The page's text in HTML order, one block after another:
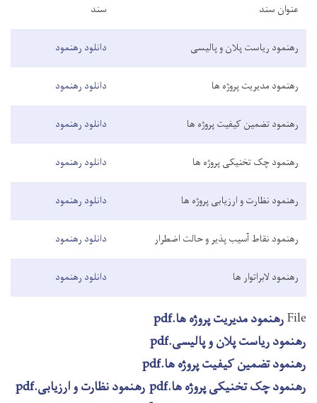
عنوان سند سند
رهنمود ریاست پلان و پالیسی دانلود رهنمود
رهنمود مدیریت پروژه ها دانلود رهنمود
رهنمود تضمین کیفیت پروژه ها دانلود رهنمود
رهنمود چک تخنیکی پروژه ها دانلود رهنمود
رهنمود نظارت و ارزیابی پروژه ها دانلود رهنمود
رهنمود نقاط آسیب پذیر و حالت اضطرار دانلود رهنمود
رهنمود لابراتوار ها دانلود رهنمود
Fileرهنمود مدیریت پروژه ها.pdf
رهنمود ریاست پلان و پالیسی.pdf
رهنمود تضمین کیفیت پروژه ها.pdf
رهنمود چک تخنیکی پروژه ها.pdf
رهنمود نظارت و ارزیابی.pdf